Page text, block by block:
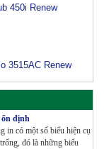
360i Renew
ổn định
in có một số biểu hiện cụ
đó là những biểu